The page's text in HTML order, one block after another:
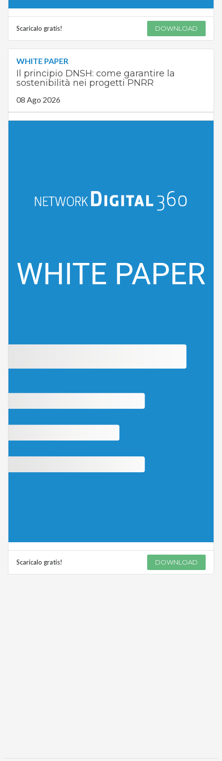
Scaricalo gratis! DOWNLOAD
WHITE PAPER
Il principio DNSH: come garantire la
sostenibilità nei progetti PNRR
08 Ago 2026
Scaricalo gratis! DOWNLOAD